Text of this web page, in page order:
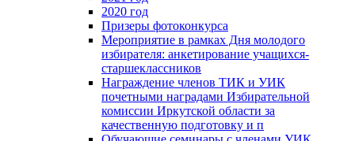
2020 год
Призеры фотоконкурса
Мероприятие в рамках Дня молодого
избирателя: анкетирование учащихся-
старшеклассников
Награждение членов ТИК и УИК
почетными наградами Избирательной
комиссии Иркутской области за
качественную подготовку и п